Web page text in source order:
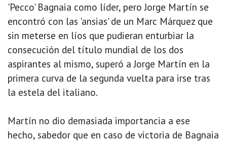
'Pecco' Bagnaia como líder, pero Jorge Martín se
encontró con las 'ansias' de un Marc Márquez que
sin meterse en líos que pudieran enturbiar la
consecución del título mundial de los dos
aspirantes al mismo, superó a Jorge Martín en la
primera curva de la segunda vuelta para irse tras
la estela del italiano.
Martín no dio demasiada importancia a ese
hecho, sabedor que en caso de victoria de Bagnaia